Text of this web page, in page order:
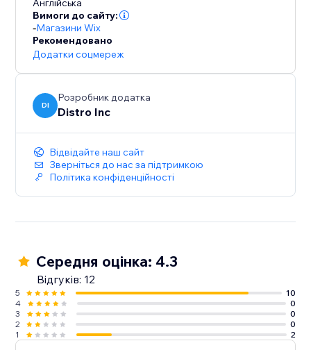
Англійська
Вимоги до сайту:
-Магазини Wix
Рекомендовано
Додатки соцмереж
DI
Розробник додатка
Distro Inc
Відвідайте наш сайт
Зверніться до нас за підтримкою
Політика конфіденційності
Середня оцінка: 4.3
Відгуків: 12
5
10
4
0
3
0
2
0
1
2